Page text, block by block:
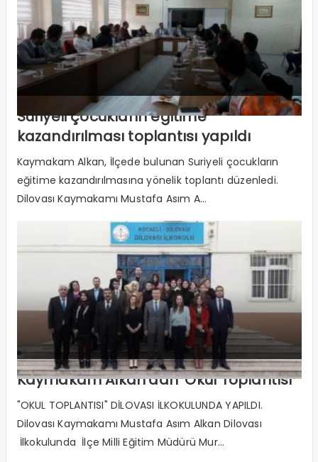
Suriyeli çocukların eğitime
kazandırılması toplantısı yapıldı
Kaymakam Alkan, İlçede bulunan Suriyeli çocukların
eğitime kazandırılmasına yönelik toplantı düzenledi.
Dilovası Kaymakamı Mustafa Asım A...
Kaymakam Alkan’dan ‘Okul Toplantısı’
"OKUL TOPLANTISI" DİLOVASI İLKOKULUNDA YAPILDI.
Dilovası Kaymakamı Mustafa Asım Alkan Dilovası
İlkokulunda İlçe Milli Eğitim Müdürü Mur...